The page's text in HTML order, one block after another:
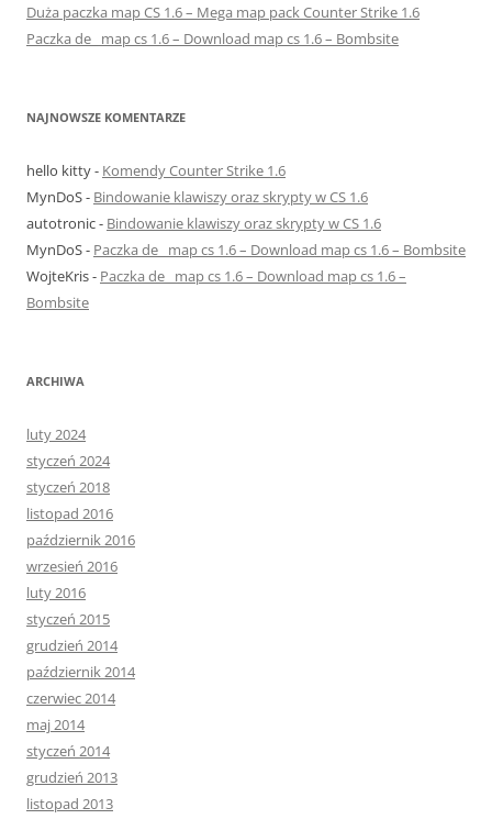
Duża paczka map CS 1.6 – Mega map pack Counter Strike 1.6
Paczka de_ map cs 1.6 – Download map cs 1.6 – Bombsite
NAJNOWSZE KOMENTARZE
hello kitty- Komendy Counter Strike 1.6
MynDoS- Bindowanie klawiszy oraz skrypty w CS 1.6
autotronic- Bindowanie klawiszy oraz skrypty w CS 1.6
MynDoS- Paczka de_ map cs 1.6 – Download map cs 1.6 – Bombsite
WojteKris- Paczka de_ map cs 1.6 – Download map cs 1.6 –
Bombsite
ARCHIWA
luty 2024
styczeń 2024
styczeń 2018
listopad 2016
październik 2016
wrzesień 2016
luty 2016
styczeń 2015
grudzień 2014
październik 2014
czerwiec 2014
maj 2014
styczeń 2014
grudzień 2013
listopad 2013